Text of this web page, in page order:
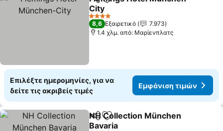
Κοινοποίηση
Προσθήκη στα αγαπημένα
City
4 Αστέρια
8,6 Εξαιρετικό
7.973
1.4 χλμ. από: Μαρίενπλατς
Επιλέξτε ημερομηνίες, για να
δείτε τις ακριβείς τιμές
Εμφάνιση τιμών
Κοινοποίηση
Προσθήκη στα αγαπημένα
NH Collection München
Bavaria